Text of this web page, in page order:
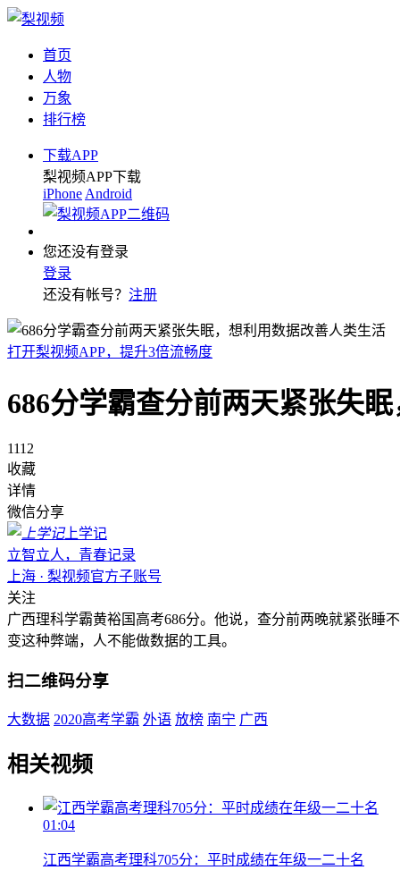
首页
人物
万象
排行榜
下载APP
梨视频APP下载
iPhone Android
您还没有登录
登录
还没有帐号？ 注册
打开梨视频APP，提升3倍流畅度
686分学霸查分前两天紧张失
1112
收藏
详情
微信分享
上学记
立智立人，青春记录
上海 · 梨视频官方子账号
关注
广西理科学霸黄裕国高考686分。他说，查分前两晚就紧张睡
变这种弊端，人不能做数据的工具。
扫二维码分享
大数据 2020高考学霸 外语 放榜 南宁 广西
相关视频
01:04
江西学霸高考理科705分：平时成绩在年级一二十名